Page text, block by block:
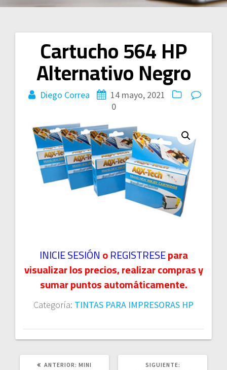
Cartucho 564 HP
Alternativo Negro
Diego Correa
14 mayo, 2021
0
INICIE SESIÓNoREGISTRESEpara
visualizar los precios, realizar compras y
sumar puntos automáticamente.
Categoría: TINTAS PARA IMPRESORAS HP
Navegación
de
entradas
ANTERIOR: POST
MINI
SIGUIENTE: